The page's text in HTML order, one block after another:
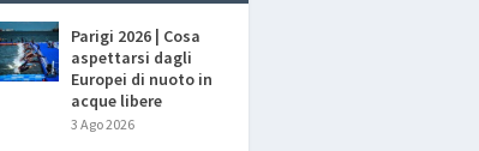
Parigi 2026 | Cosa
aspettarsi dagli
Europei di nuoto in
acque libere
3 Ago 2026